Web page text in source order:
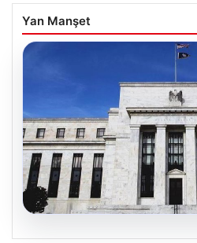
Yan Manşet
06.08.2026